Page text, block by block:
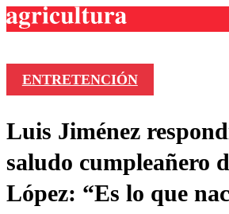
Frecuencias
Agricultura TV
Deportes
Colo Colo
Entretención
ENTRETENCIÓN
Luis Jiménez
saludo cumpleañero
López: “Es lo que